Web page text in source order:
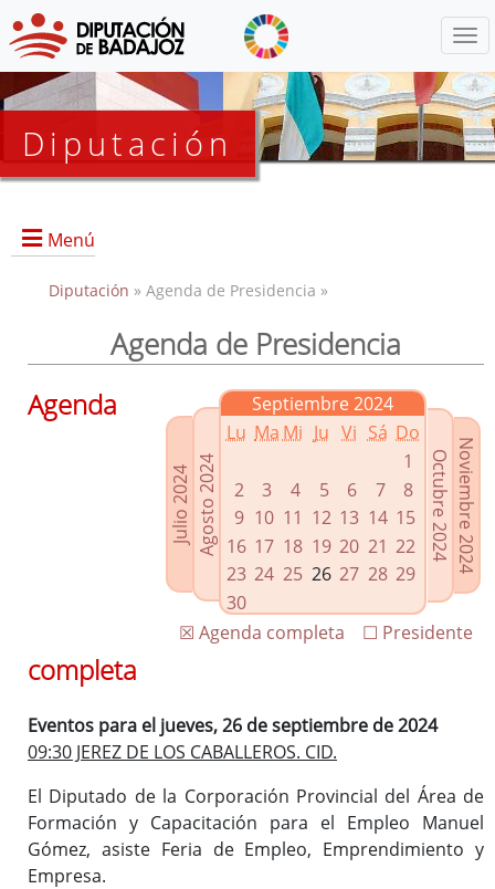
Diputación
Menú
Presidencia
Grupos Políticos
Enlaces relacionados
Agenda de Presidencia
Plenos provinciales y Juntas de gobierno
Oficina de Proyectos Europeos
Diputación » Agenda de Presidencia »
Agenda de Presidencia
Julio 2024Agosto 2024
Septiembre 2024
Lu Ma Mi Ju Vi Sá Do
1
2
3 4 5 6 7
8
9 10 11 12 13 14 15
16 17 18 19 20 21 22
23 24 25 26 27 28 29
30
Noviembre 2024
Octubre 2024
☐ Presidente
☒ Agenda completa
Agenda
completa
Eventos para el jueves, 26 de septiembre de 2024
09:30 JEREZ DE LOS CABALLEROS. CID.
El Diputado de la Corporación Provincial del Área de
Formación y Capacitación para el Empleo Manuel
Gómez, asiste Feria de Empleo, Emprendimiento y
Empresa.